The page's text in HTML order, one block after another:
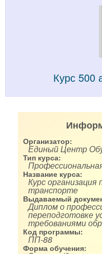
Курс 500
Организатор:
Единый Центр
Тип курса:
Название курса:
Курс организация
транспорте
Выдаваемый
Диплом о
переподготовке
требованиями
Код программы:
ПП-88
Форма обучения: